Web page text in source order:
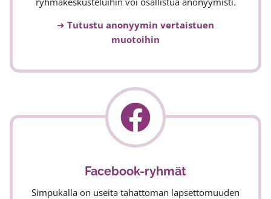
➜ Tutustu anonyymin vertaistuen
muotoihin
Facebook-ryhmät
Simpukalla on useita tahattoman lapsettomuuden